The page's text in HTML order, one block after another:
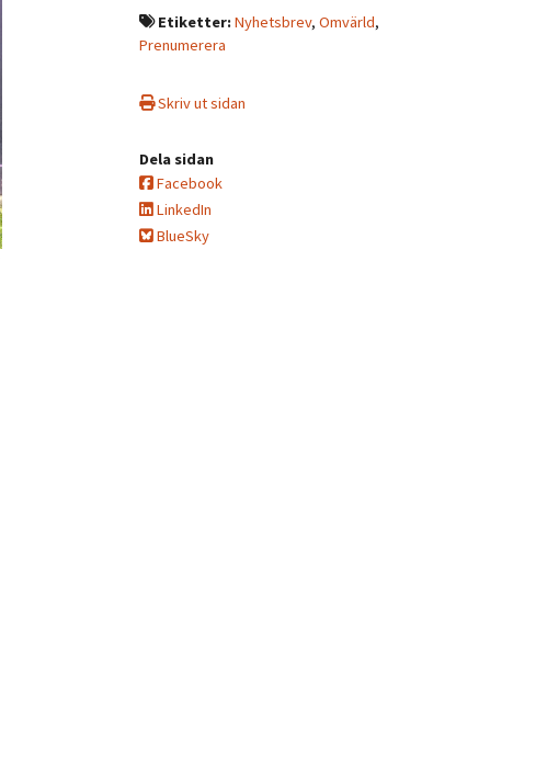
Etiketter:Nyhetsbrev, Omvärld,
Prenumerera
Skriv ut sidan
Dela sidan
Facebook
LinkedIn
BlueSky